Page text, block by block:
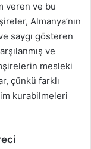
veren ve bu
Almanya’nın
saygı gösteren
ve
mesleki
çünkü farklı
kurabilmeleri